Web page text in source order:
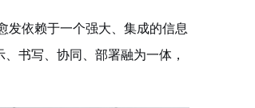
发依赖于一个强大、集成的信息
书写、协同、部署融为一体，